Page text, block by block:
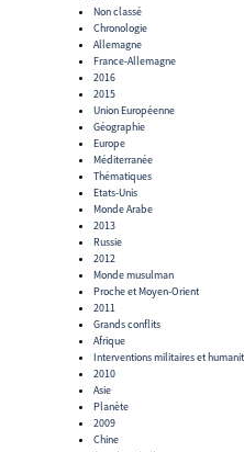
Non classé
Chronologie
Allemagne
France-Allemagne
2016
2015
Union Européenne
Géographie
Europe
Méditerranée
Thématiques
Etats-Unis
Monde Arabe
2013
Russie
2012
Monde musulman
Proche et Moyen-Orient
2011
Grands conflits
Afrique
Interventions militaires et
2010
Asie
Planète
2009
Chine